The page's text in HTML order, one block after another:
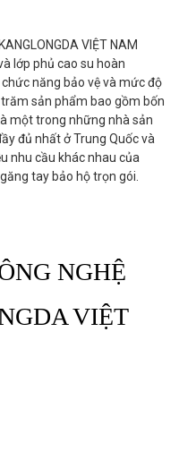
VIỆT NAM
lớp phủ cao su hoàn
năng bảo vệ và mức độ
sản phẩm bao gồm bốn
một trong những nhà sản
đủ nhất ở Trung Quốc và
nhu cầu khác nhau của
tay bảo hộ trọn gói.
NGHỆ
VIỆT